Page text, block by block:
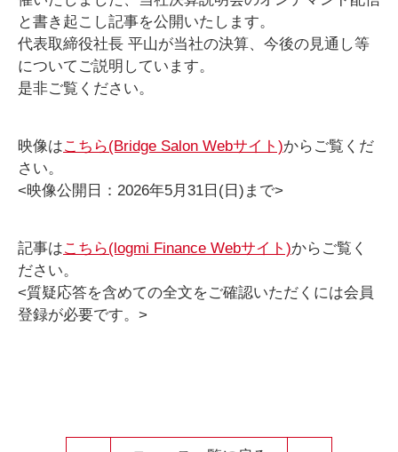
と書き起こし記事を公開いたします。
代表取締役社長 平山が当社の決算、今後の見通し等
についてご説明しています。
是非ご覧ください。
映像はこちら(Bridge Salon Webサイト)からご覧くだ
さい。
<映像公開日：2026年5月31日(日)まで>
記事はこちら(logmi Finance Webサイト)からご覧く
ださい。
<質疑応答を含めての全文をご確認いただくには会員
登録が必要です。>